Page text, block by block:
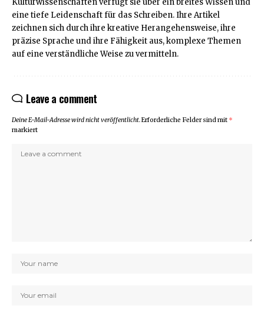
eine tiefe Leidenschaft für das Schreiben. Ihre Artikel
zeichnen sich durch ihre kreative Herangehensweise, ihre
präzise Sprache und ihre Fähigkeit aus, komplexe Themen
auf eine verständliche Weise zu vermitteln.
Leave a comment
Deine E-Mail-Adresse wird nicht veröffentlicht.Erforderliche Felder sind mit *
markiert